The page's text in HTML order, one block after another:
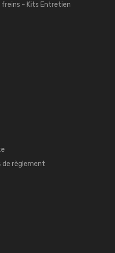
freins - Kits Entretien
de règlement